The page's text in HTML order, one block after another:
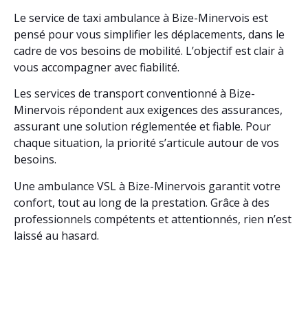
Le service de taxi ambulance à Bize-Minervois est
pensé pour vous simplifier les déplacements, dans le
cadre de vos besoins de mobilité. L’objectif est clair à
vous accompagner avec fiabilité.
Les services de transport conventionné à Bize-
Minervois répondent aux exigences des assurances,
assurant une solution réglementée et fiable. Pour
chaque situation, la priorité s’articule autour de vos
besoins.
Une ambulance VSL à Bize-Minervois garantit votre
confort, tout au long de la prestation. Grâce à des
professionnels compétents et attentionnés, rien n’est
laissé au hasard.